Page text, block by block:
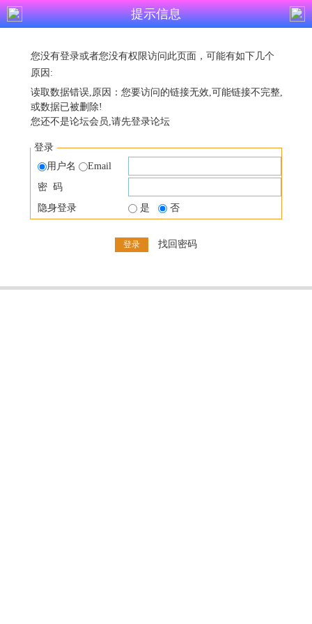
提示信息
您没有登录或者您没有权限访问此页面，可能有如下几个
原因:
读取数据错误,原因：您要访问的链接无效,可能链接不完整,
或数据已被删除!
您还不是论坛会员,请先登录论坛
登录
用户名
Email
密 码
隐身登录
是 否
找回密码